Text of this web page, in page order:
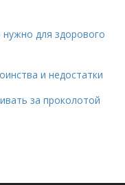
для здорового
и недостатки
за проколотой